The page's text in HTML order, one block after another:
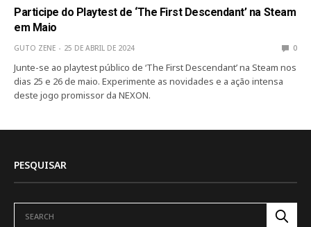
Participe do Playtest de ‘The First Descendant’ na Steam
em Maio
GUTO ZENE 25 DE ABRIL DE 2024 0
Junte-se ao playtest público de ‘The First Descendant’ na Steam nos
dias 25 e 26 de maio. Experimente as novidades e a ação intensa
deste jogo promissor da NEXON.
PESQUISAR